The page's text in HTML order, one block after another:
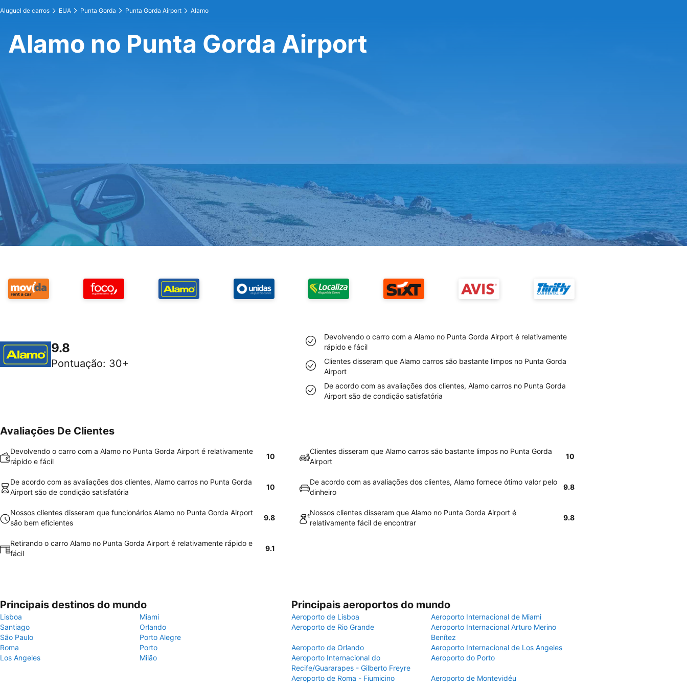
Aluguel de carros EUA Punta Gorda Punta Gorda Airport Alamo
Alamo no Punta Gorda Airport
9.8
Pontuação: 30+
Devolvendo o carro com a Alamo no Punta Gorda Airport é relativamente
rápido e fácil
Clientes disseram que Alamo carros são bastante limpos no Punta Gorda
Airport
De acordo com as avaliações dos clientes, Alamo carros no Punta Gorda
Airport são de condição satisfatória
Avaliações De Clientes
Devolvendo o carro com a Alamo no Punta Gorda Airport é relativamente
rápido e fácil
10
Clientes disseram que Alamo carros são bastante limpos no Punta Gorda
Airport
10
De acordo com as avaliações dos clientes, Alamo carros no Punta Gorda
Airport são de condição satisfatória
10
De acordo com as avaliações dos clientes, Alamo fornece ótimo valor pelo
dinheiro
9.8
Nossos clientes disseram que funcionários Alamo no Punta Gorda Airport
são bem eficientes
9.8
Nossos clientes disseram que Alamo no Punta Gorda Airport é
relativamente fácil de encontrar
9.8
Retirando o carro Alamo no Punta Gorda Airport é relativamente rápido e
fácil
9.1
Principais destinos do mundo
Lisboa
Miami
Santiago
Orlando
São Paulo
Porto Alegre
Roma
Porto
Los Angeles
Milão
Principais aeroportos do mundo
Aeroporto de Lisboa
Aeroporto Internacional de Miami
Aeroporto de Rio Grande
Aeroporto Internacional Arturo Merino
Benítez
Aeroporto de Orlando
Aeroporto Internacional de Los Angeles
Aeroporto Internacional do
Recife/Guararapes - Gilberto Freyre
Aeroporto do Porto
Aeroporto de Roma - Fiumicino Aeroporto de Montevidéu